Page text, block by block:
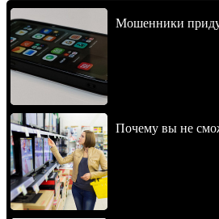
Мошенники
Почему вы не